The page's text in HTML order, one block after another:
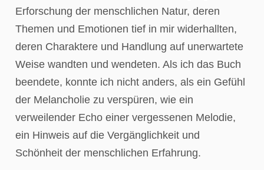
Erforschung der menschlichen Natur, deren
Themen und Emotionen tief in mir widerhallten,
deren Charaktere und Handlung auf unerwartete
Weise wandten und wendeten. Als ich das Buch
beendete, konnte ich nicht anders, als ein Gefühl
der Melancholie zu verspüren, wie ein
verweilender Echo einer vergessenen Melodie,
ein Hinweis auf die Vergänglichkeit und
Schönheit der menschlichen Erfahrung.